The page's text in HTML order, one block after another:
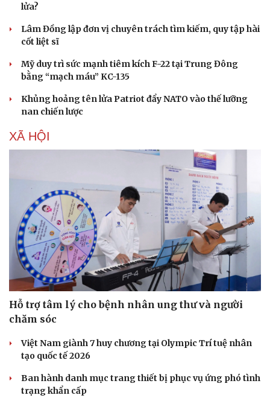
Dinh dưỡng - món ngon
Cây thuốc
Sản phụ khoa
Nhi khoa
Nam khoa
Làm đẹp - giảm cân
Phòng mạch online
Ăn sạch sống khỏe
Đời sống
Nhà đẹp
Tình yêu - Gia đình
lửa?
Lâm Đồng lập đơn vị chuyên trách tìm kiếm, quy tập hài
cốt liệt sĩ
Mỹ duy trì sức mạnh tiêm kích F-22 tại Trung Đông
bằng “mạch máu” KC-135
Khủng hoảng tên lửa Patriot đẩy NATO vào thế lưỡng
nan chiến lược
XÃ HỘI
Hỗ trợ tâm lý cho bệnh nhân ung thư và người
chăm sóc
Việt Nam giành 7 huy chương tại Olympic Trí tuệ nhân
tạo quốc tế 2026
Ban hành danh mục trang thiết bị phục vụ ứng phó tình
trạng khẩn cấp